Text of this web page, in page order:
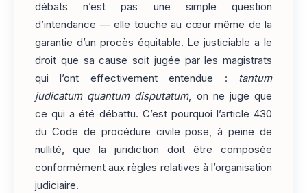
débats n’est pas une simple question
d’intendance — elle touche au cœur même de la
garantie d’un procès équitable. Le justiciable a le
droit que sa cause soit jugée par les magistrats
qui l’ont effectivement entendue : tantum
judicatum quantum disputatum, on ne juge que
ce qui a été débattu. C’est pourquoi l’article 430
du Code de procédure civile pose, à peine de
nullité, que la juridiction doit être composée
conformément aux règles relatives à l’organisation
judiciaire.